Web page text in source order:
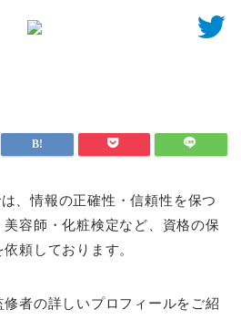
、情報の正確性・信頼性を保つ
容師・化粧検定など、資格の保
頼しております。
者の詳しいプロフィールをご紹